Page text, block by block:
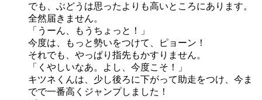
でも、ぶどうは思ったよりも高いところにあります。
全然届きません。
「うーん、もうちょっと！」
今度は、もっと勢いをつけて、ピョーン！
それでも、やっぱり指先もかすりません。
「くやしいなあ。よし、今度こそ！」
キツネくんは、少し後ろに下がって助走をつけ、今ま
でで一番高くジャンプしました！